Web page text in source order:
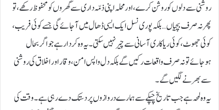
روشنی سے دلوں کو روشن کرے، اور محلہ اپنی ذمّہ داری سے گھروں کو محفوظ رکھے، تو
پھر نہ صرف بچیاں… بلکہ پوری نسل ایک ایسی ڈھال میں آجائے گی جسے کوئی فریب،
کوئی جھوٹ، کوئی ریا کاری آسانی سے چیر نہیں سکتی۔ یہ وہ کردار ہے جو اگر بحال
ہوجائے تو نہ صرف واقعات رکیں گے بلکہ دل واپس امن، وقار اور اخلاق کی روشنی
سے بھرنے لگیں گے۔
یہ وہ لمحہ ہے جب تاریخ چپکے سے ہمارے دروازوں پر دستک دے رہی ہے۔ وقت کی